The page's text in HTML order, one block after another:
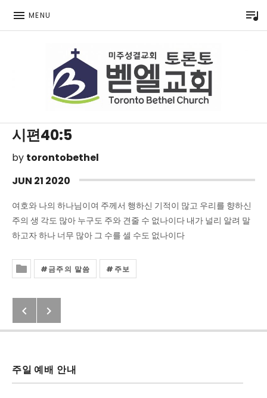
MENU
시편40:5
by torontobethel
JUN 21 2020
여호와 나의 하나님이여 주께서 행하신 기적이 많고 우리를 향하신
주의 생 각도 많아 누구도 주와 견줄 수 없나이다 내가 널리 알려 말
하고자 하나 너무 많아 그 수를 셀 수도 없나이다
금주의 말씀 주보
Post navigation
Previous: 70주년, 잊지 말아야 할
Next: 2020년 6월 21일 교회소식
주일 예배 안내